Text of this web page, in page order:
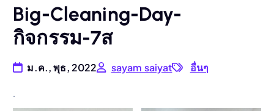
Big-Cleaning-Day-
กิจกรรม-7ส
ม.ค., พุธ, 2022 sayam saiyat อื่นๆ
.